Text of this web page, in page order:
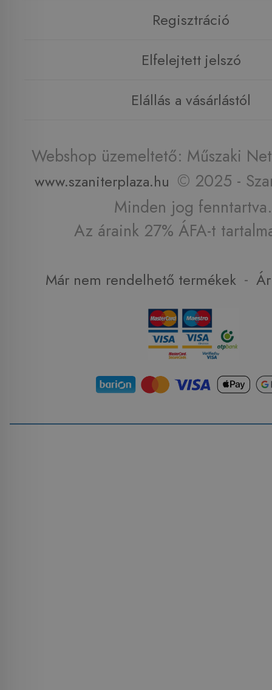
Regisztráció
Elfelejtett jelszó
Elállás a vásárlástól
Webshop üzemeltető: Műszaki
www.szaniterplaza.hu © 2025 -
Minden jog fenntartva.
Az áraink 27% ÁFA-t
Már nem rendelhető termékek -